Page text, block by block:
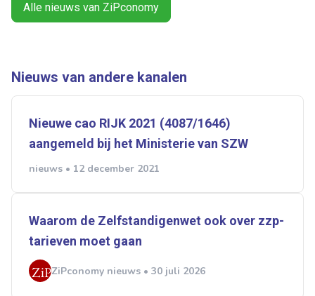
Alle nieuws van ZiPconomy
Nieuws van andere kanalen
Nieuwe cao RIJK 2021 (4087/1646)
aangemeld bij het Ministerie van SZW
nieuws • 12 december 2021
Waarom de Zelfstandigenwet ook over zzp-
tarieven moet gaan
ZiPconomy nieuws • 30 juli 2026